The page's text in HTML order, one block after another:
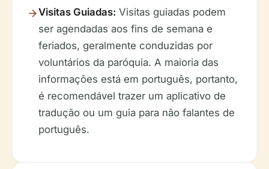
Visitas Guiadas: Visitas guiadas podem
ser agendadas aos fins de semana e
feriados, geralmente conduzidas por
voluntários da paróquia. A maioria das
informações está em português, portanto,
é recomendável trazer um aplicativo de
tradução ou um guia para não falantes de
português.